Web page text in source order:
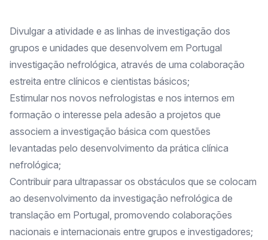
Divulgar a atividade e as linhas de investigação dos
grupos e unidades que desenvolvem em Portugal
investigação nefrológica, através de uma colaboração
estreita entre clínicos e cientistas básicos;
Estimular nos novos nefrologistas e nos internos em
formação o interesse pela adesão a projetos que
associem a investigação básica com questões
levantadas pelo desenvolvimento da prática clínica
nefrológica;
Contribuir para ultrapassar os obstáculos que se colocam
ao desenvolvimento da investigação nefrológica de
translação em Portugal, promovendo colaborações
nacionais e internacionais entre grupos e investigadores;